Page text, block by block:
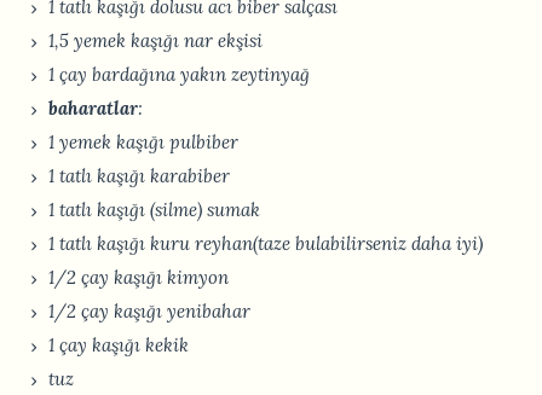
1 tatlı kaşığı dolusu acı biber salçası
1,5 yemek kaşığı nar ekşisi
1 çay bardağına yakın zeytinyağ
baharatlar:
1 yemek kaşığı pulbiber
1 tatlı kaşığı karabiber
1 tatlı kaşığı (silme) sumak
1 tatlı kaşığı kuru reyhan(taze bulabilirseniz daha iyi)
1/2 çay kaşığı kimyon
1/2 çay kaşığı yenibahar
1 çay kaşığı kekik
tuz